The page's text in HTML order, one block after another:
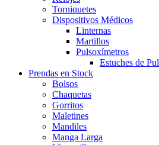
Torniquetes
Dispositivos Médicos
Linternas
Martillos
Pulsoxímetros
Estuches de
Prendas en Stock
Bolsos
Chaquetas
Gorritos
Maletines
Mandiles
Manga Larga